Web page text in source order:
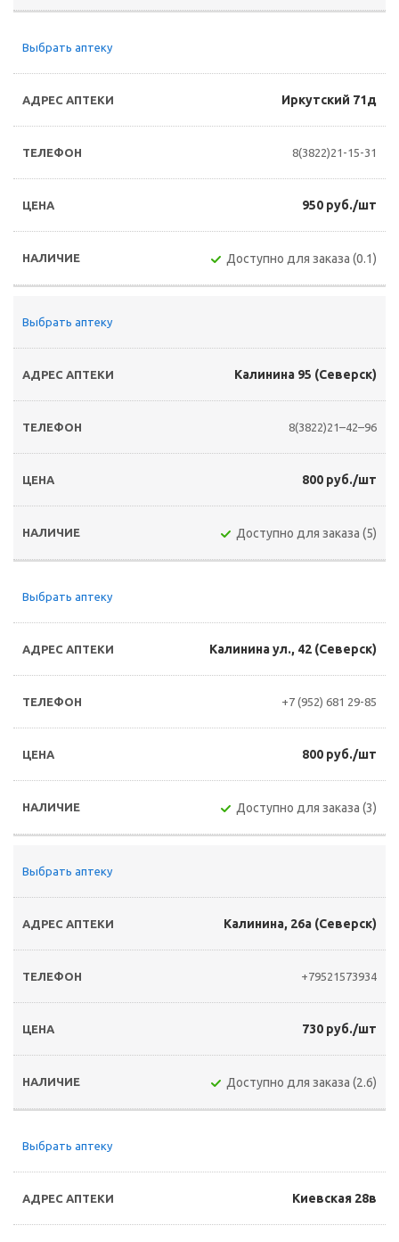
Выбрать аптеку
Иркутский 71д
8(3822)21-15-31
950 руб./шт
Доступно для заказа (0.1)
Выбрать аптеку
Калинина 95 (Северск)
8(3822)21–42–96
800 руб./шт
Доступно для заказа (5)
Выбрать аптеку
Калинина ул., 42 (Северск)
+7 (952) 681 29-85
800 руб./шт
Доступно для заказа (3)
Выбрать аптеку
Калинина, 26а (Северск)
+79521573934
730 руб./шт
Доступно для заказа (2.6)
Выбрать аптеку
Киевская 28в